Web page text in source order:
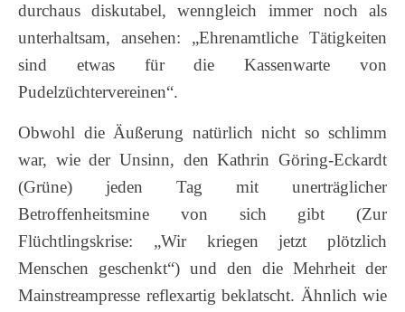
durchaus diskutabel, wenngleich immer noch als
unterhaltsam, ansehen: „Ehrenamtliche Tätigkeiten
sind etwas für die Kassenwarte von
Pudelzüchtervereinen“.
Obwohl die Äußerung natürlich nicht so schlimm
war, wie der Unsinn, den Kathrin Göring-Eckardt
(Grüne) jeden Tag mit unerträglicher
Betroffenheitsmine von sich gibt (Zur
Flüchtlingskrise: „Wir kriegen jetzt plötzlich
Menschen geschenkt“) und den die Mehrheit der
Mainstreampresse reflexartig beklatscht. Ähnlich wie